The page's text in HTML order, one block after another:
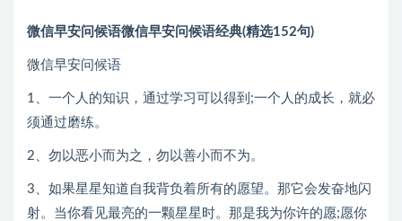
微信早安问候语微信早安问候语经典(精选152句)
微信早安问候语
1、一个人的知识，通过学习可以得到;一个人的成长，就必
须通过磨练。
2、勿以恶小而为之，勿以善小而不为。
3、如果星星知道自我背负着所有的愿望。那它会发奋地闪
射。当你看见最亮的一颗星星时。那是我为你许的愿;愿你